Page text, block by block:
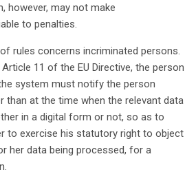
however, may not make
to penalties.
rules concerns incriminated persons.
11 of the EU Directive, the person
system must notify the person
than at the time when the relevant data
in a digital form or not, so as to
to exercise his statutory right to object
her data being processed, for a